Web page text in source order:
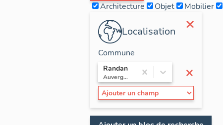
Architecture
Objet Mobilier
×
Localisation
×
Commune
Randan
Auvergne / Puy-de-Dôme